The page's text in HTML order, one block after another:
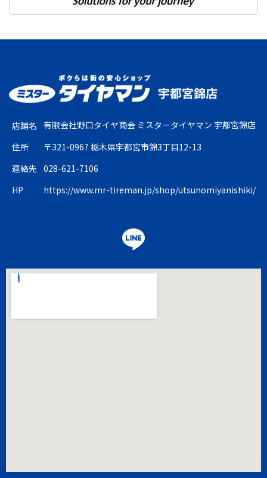
店舗名 有限会社野口タイヤ商会 ミスタータイヤマン 宇都宮錦店
住所
〒321-0967 栃木県宇都宮市錦3丁目12-13
連絡先 028-621-7106
HP
https://www.mr-tireman.jp/shop/utsunomiyanishiki/